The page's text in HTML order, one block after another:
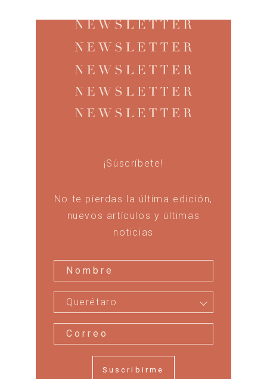
¡Súscríbete!
No te pierdas la última edición,
nuevos artículos y últimas
noticias
Querétaro
Suscribirme